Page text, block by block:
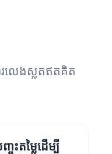
រលេងស្លតឥតគិត
ចុះតម្លៃដើម្បី